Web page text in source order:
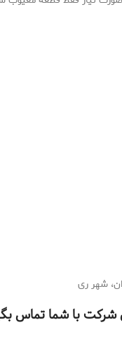
شهر ری
شرکت با شما تماس